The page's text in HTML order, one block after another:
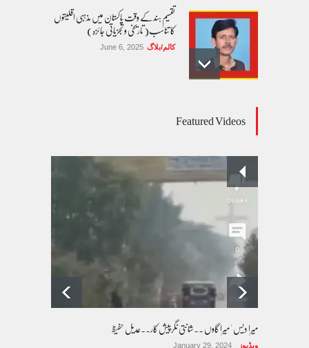
تقسیم ہند کے وقت پاکستان میں مذہبی اقلیتوں
کا تناسب( تاریخی و تجزیاتی جائزہ)
کالم/بلاگ June 6, 2025
پسند کی شادیوں کا بڑھتا ہوا رجحان اور راولپنڈی
کی یوسیز میں اندارج پر پابندی ایک نیا تنازعہ
October 14, 2025
Featured Videos
میرا دیس ' میرا گاوں ۔۔شانتی نگرپیش کار۔۔عدیل حفیظ
ویڈیوز January 29, 2024